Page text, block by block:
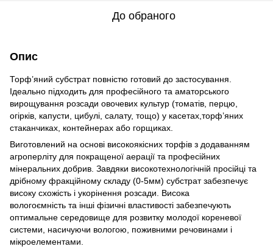
До обраного
Опис
Торф’яний субстрат повністю готовий до застосування.
Ідеально підходить для професійного та аматорського
вирощування розсади овочевих культур (томатів, перцю,
огірків, капусти, цибулі, салату, тощо) у касетах,торф’яних
стаканчиках, контейнерах або горщиках.
Виготовлений на основі високоякісних торфів з додаванням
агроперліту для покращеної аерації та професійних
мінеральних добрив. Завдяки високотехнологічній просійці та
дрібному фракційному складу (0-5мм) субстрат забезпечує
високу схожість і укорінення розсади. Висока
вологоємність та інші фізичні властивості забезпечують
оптимальне середовище для розвитку молодої кореневої
системи, насичуючи вологою, поживними речовинами і
мікроелементами.